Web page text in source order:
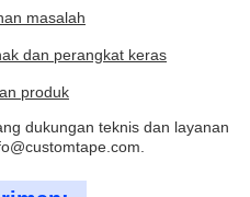
masalah
dan perangkat keras
produk
dukungan teknis dan layanan